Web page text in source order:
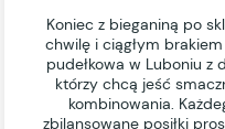
Koniec z bieganiną po
chwilę i ciągłym
pudełkowa w Luboniu z
którzy chcą jeść
kombinowania.
zbilansowane posiłki